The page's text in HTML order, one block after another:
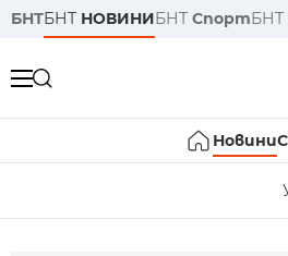
БНТБНТ НОВИНИБНТ СпортБНТ
Новини